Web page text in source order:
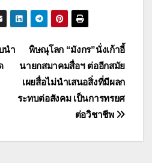
พิษณุโลก “มังกร”นั่งเก้าอี้
นายกสมาคมสื่อฯ ต่ออีกสมัย
เผยสื่อไม่นำเสนอสิ่งที่มีผลก
ระทบต่อสังคม เป็นการทรยศ
ต่อวิชาชีพ
นำ